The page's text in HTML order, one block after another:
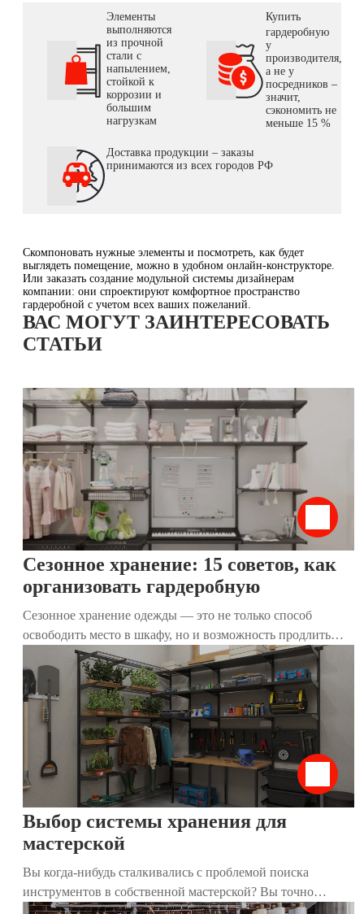
Элементы
выполняются
из прочной
стали с
напылением,
стойкой к
коррозии и
большим
нагрузкам
Купить
гардеробную
у
производителя,
а не у
посредников –
значит,
сэкономить не
меньше 15 %
Доставка продукции – заказы
принимаются из всех городов РФ
Скомпоновать нужные элементы и посмотреть, как будет
выглядеть помещение, можно в удобном онлайн-конструкторе.
Или заказать создание модульной системы дизайнерам
компании: они спроектируют комфортное пространство
гардеробной с учетом всех ваших пожеланий.
ВАС МОГУТ ЗАИНТЕРЕСОВАТЬ
СТАТЬИ
Сезонное хранение: 15 советов, как
организовать гардеробную
Сезонное хранение одежды — это не только способ
освободить место в шкафу, но и возможность продлить
жизнь любимым вещам. Правильная организация
гардеробной помогает легко находить нужные предметы,
поддерживать порядок и экономить время. В этой статье
мы собрали 15 практичных советов, которые помогут вам
эффективно подготовить и организовать сезонное
хранение, независимо от размера вашего дома.
Выбор системы хранения для
мастерской
Вы когда-нибудь сталкивались с проблемой поиска
инструментов в собственной мастерской? Вы точно
знаете, что они есть, но найти их практически нереально?